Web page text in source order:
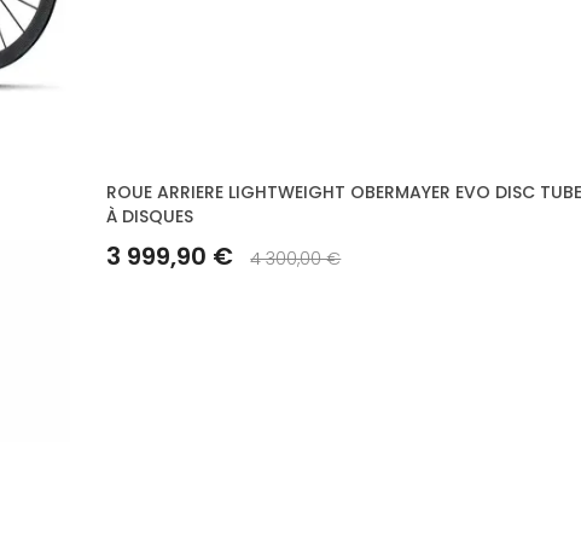
ROUE ARRIERE LIGHTWEIGHT OBERMAYER EVO DISC
À DISQUES
3 999,90 € 4 300,00 €